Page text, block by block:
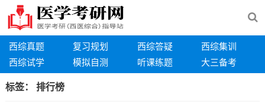
西综真题 复习规划 西综答疑
西综集训
西综试学
模拟自测 听课练题 大三备考
标签： 排行榜